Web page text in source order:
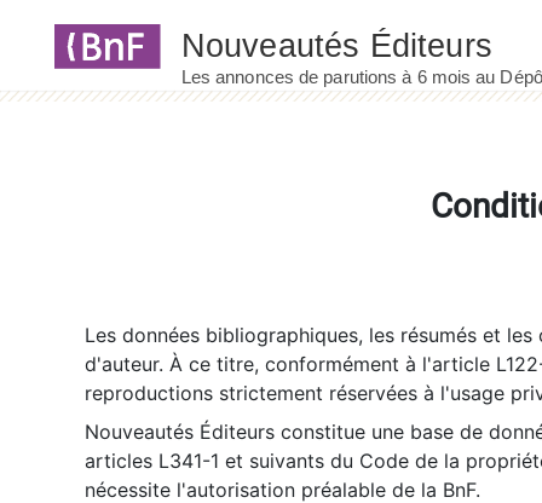
Les données bibliographiques, les résumés et
d'auteur. À ce titre, conformément à l'article
reproductions strictement réservées à l'usage
Nouveautés Éditeurs constitue une base de
articles L341-1 et suivants du Code de la
nécessite l'autorisation préalable de la BnF.